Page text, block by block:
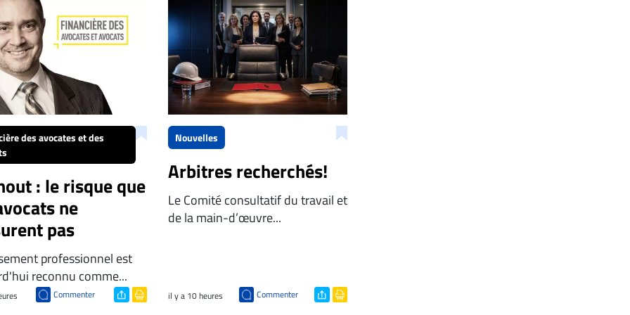
des avocates et des
: le risque que
ne
pas
professionnel est
reconnu comme...
Commenter
Nouvelles
Arbitres recherchés!
Le Comité consultatif du travail et
de la main-d’œuvre...
il y a 10 heures Commenter